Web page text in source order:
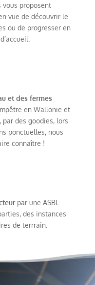
vous proposent
vue de découvrir le
ou de progresser en
et des fermes
en Wallonie et
par des goodies, lors
ponctuelles, nous
connaître !
par une ASBL
des instances
de terrrain.